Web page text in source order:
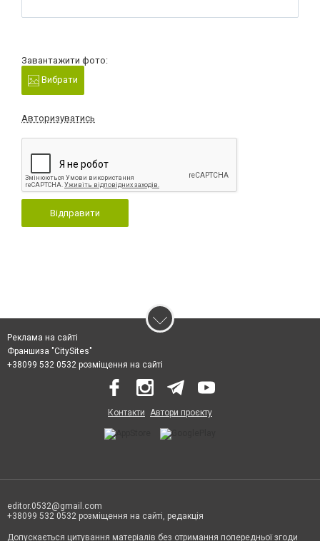
Завантажити фото:
Вибрати
Авторизуватись
Відправити
Реклама на сайті
Франшиза "CitySites"
+38099 532 0532 розміщення на сайті
Контакти Автори проєкту
editor.0532@gmail.com
+38099 532 0532 розміщення на сайті, редакція
Допускається цитування матеріалів без отримання попередньої згоди